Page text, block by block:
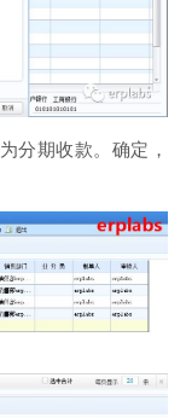
分期收款。确定，